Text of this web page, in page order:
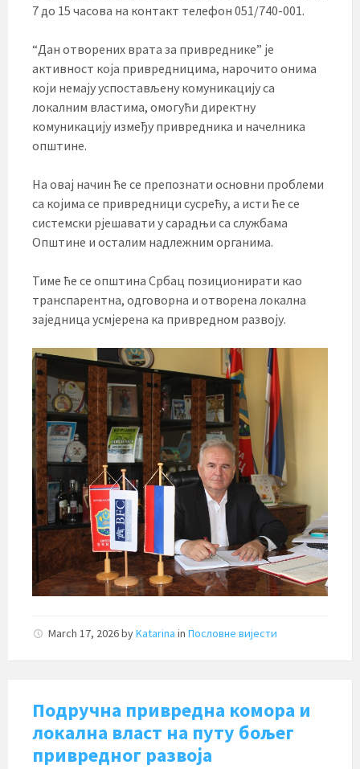
7 до 15 часова на контакт телефон 051/740-001.
“Дан отворених врата за привреднике” је
активност која привредницима, нарочито онима
који немају успостављену комуникацију са
локалним властима, омогући директну
комуникацију између привредника и начелника
општине.
На овај начин ће се препознати основни проблеми
са којима се привредници сусрећу, а исти ће се
системски рјешавати у сарадњи са службама
Општине и осталим надлежним органима.
Тиме ће се општина Србац позиционирати као
транспарентна, одговорна и отворена локална
заједница усмјерена ка привредном развоју.
March 17, 2026byKatarina in Пословне вијести
Подручна привредна комора и
локална власт на путу бољег
привредног развоја